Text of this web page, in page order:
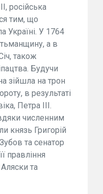
російська
тим, що
Україні. У 1764
а в
також
Будучи
зійшла на трон
в результаті
Петра III.
численним
князь Григорій
та сенатор
правління
та